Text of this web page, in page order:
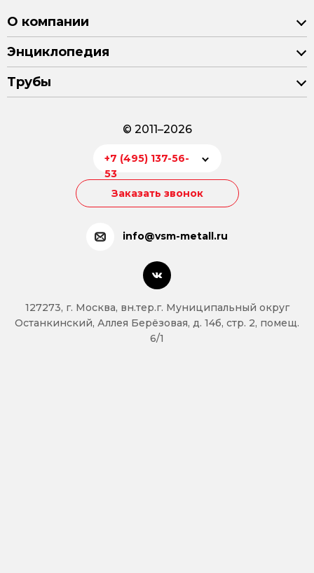
О компании
Энциклопедия
Трубы
© 2011–2026
+7 (495) 137-56-
53
Заказать звонок
info@vsm-metall.ru
127273, г. Москва, вн.тер.г. Муниципальный округ
Останкинский, Аллея Берёзовая, д. 14б, стр. 2, помещ.
6/1